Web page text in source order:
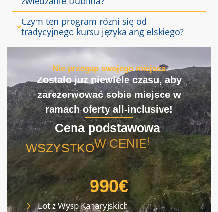
Nie przegap swojego miejsca
Zostało już niewiele czasu, aby
zarezerwować sobie miejsce w
ramach oferty all-inclusive!
Cena podstawowa
WSZYSTKOW CENIE!D O INC
LUIDO
990€
Lot z Wysp Kanaryjskich
Czym ten program różni się od
tradycyjnego kursu języka angielskiego?